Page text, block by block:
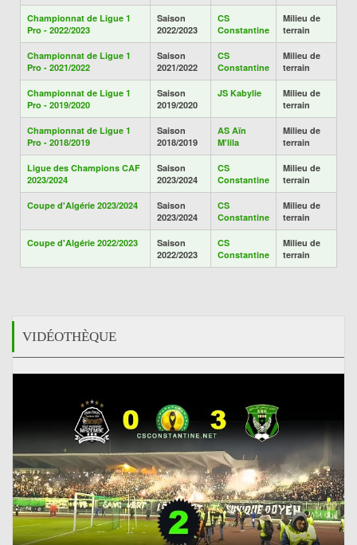
Championnat de Ligue 1
Pro - 2022/2023
Saison
2022/2023
CS
Constantine
Milieu de
terrain
Championnat de Ligue 1
Pro - 2021/2022
Saison
2021/2022
CS
Constantine
Milieu de
terrain
Championnat de Ligue 1
Pro - 2019/2020
Saison
2019/2020
JS Kabylie
Milieu de
terrain
Championnat de Ligue 1
Pro - 2018/2019
Saison
2018/2019
AS Aïn
M'lila
Milieu de
terrain
Ligue des Champions CAF
2023/2024
Saison
2023/2024
CS
Constantine
Milieu de
terrain
Coupe d'Algérie 2023/2024
Saison
2023/2024
CS
Constantine
Milieu de
terrain
Coupe d'Algérie 2022/2023
Saison
2022/2023
CS
Constantine
Milieu de
terrain
VIDÉOTHÈQUE